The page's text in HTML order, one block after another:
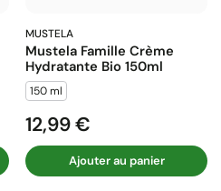
MUSTELA
Mustela Famille Crème
Hydratante Bio 150ml
150 ml
Prix
12,99 €
Ajouter au panier